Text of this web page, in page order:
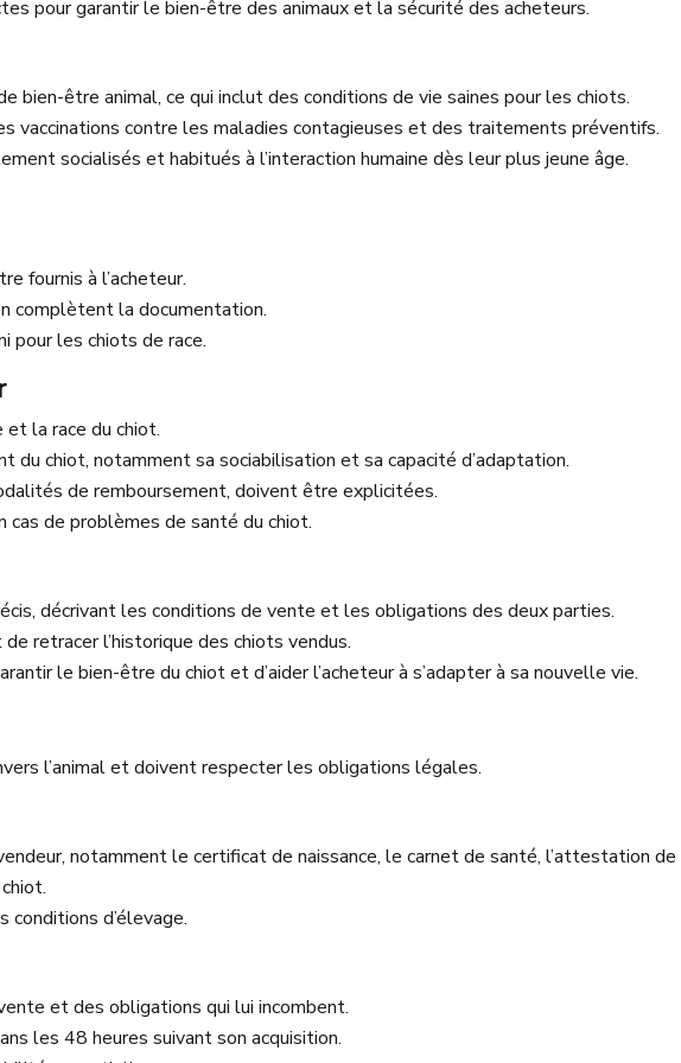
pour garantir le bien-être des animaux et la sécurité des acheteurs.
être animal, ce qui inclut des conditions de vie saines pour les chiots.
vaccinations contre les maladies contagieuses et des traitements préventifs.
socialisés et habitués à l’interaction humaine dès leur plus jeune âge.
fournis à l’acheteur.
complètent la documentation.
pour les chiots de race.
et la race du chiot.
chiot, notamment sa sociabilisation et sa capacité d’adaptation.
de remboursement, doivent être explicitées.
cas de problèmes de santé du chiot.
décrivant les conditions de vente et les obligations des deux parties.
retracer l’historique des chiots vendus.
le bien-être du chiot et d’aider l’acheteur à s’adapter à sa nouvelle vie.
l’animal et doivent respecter les obligations légales.
notamment le certificat de naissance, le carnet de santé, l’attestation
conditions d’élevage.
et des obligations qui lui incombent.
les 48 heures suivant son acquisition.